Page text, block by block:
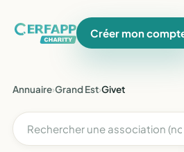
Créer mon
Annuaire›Grand Est›Givet